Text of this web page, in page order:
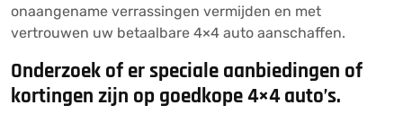
onaangename verrassingen vermijden en met
vertrouwen uw betaalbare 4×4 auto aanschaffen.
Onderzoek of er speciale aanbiedingen of
kortingen zijn op goedkope 4×4 auto’s.